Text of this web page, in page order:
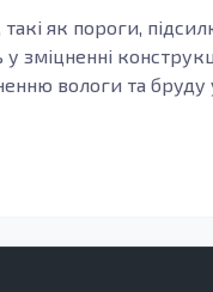
як пороги,
вологи та
чудову
ремонту,